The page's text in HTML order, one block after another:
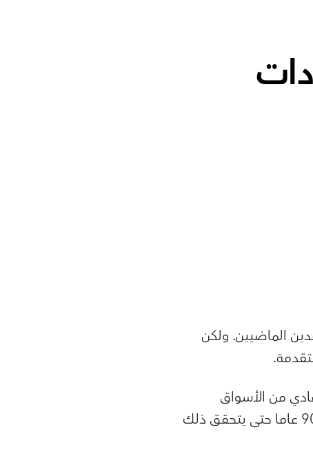
الماضيين. ولكن
أي اقتصاد عادي من الأسواق
الصاعدة إغلاق نصف فجوة الدخل الحالية في مستوياته المعيشية، كما يتطلب 90 عاما حتى يتحقق ذلك